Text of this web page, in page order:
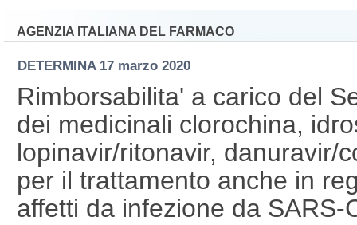
AGENZIA ITALIANA DEL FARMACO
DETERMINA 17 marzo 2020
Rimborsabilita' a carico del
dei medicinali clorochina,
lopinavir/ritonavir, danuravir/
per il trattamento anche in
affetti da infezione da SARS-